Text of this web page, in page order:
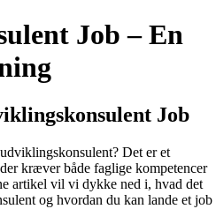
Job – En
Job
Det er et
kræver både faglige kompetencer
artikel vil vi dykke ned i, hvad det
og hvordan du kan lande et job